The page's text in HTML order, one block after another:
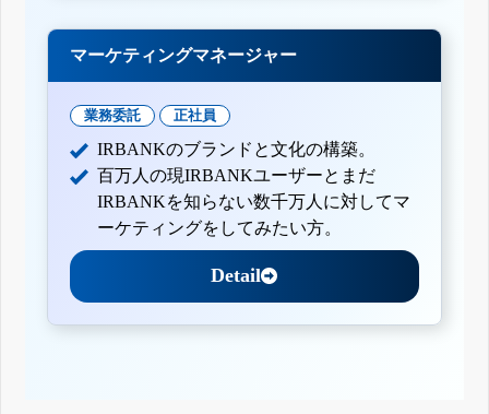
マーケティングマネージャー
業務委託 正社員
IRBANKのブランドと文化の構築。
百万人の現IRBANKユーザーとまだ
IRBANKを知らない数千万人に対してマ
ーケティングをしてみたい方。
Detail